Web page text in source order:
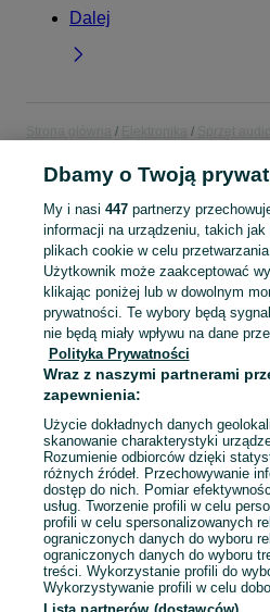
Dalej
Strona główna Elektronika Sprzęt audio
bezprzewodowe - Tczew
KATEGORIA
Mapa kategorii
Mapa miejscowości
Mapa ministron
Popularne wyszukiwania
Dbamy o Twoją
My i nasi 447partnerzy
informacji na urządzeniu, takich
plikach cookie w celu
Użytkownik może zaakceptować
klikając poniżej lub w dowolnym
prywatności. Te wybory będą
nie będą miały wpływu na dane
Polityka Prywatności
Wraz z naszymi partnerami
zapewnienia:
Użycie dokładnych danych
skanowanie charakterystyki
Rozumienie odbiorców dzięki
różnych źródeł. Przechowywanie
dostęp do nich. Pomiar
usług. Tworzenie profili w celu
profili w celu spersonalizowanych
ograniczonych danych do wyboru
ograniczonych danych do wyboru
treści. Wykorzystanie profili do
Wykorzystywanie profili w celu